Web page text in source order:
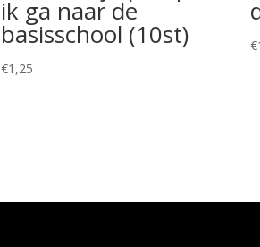
ik ga naar de
basisschool (10st)
€1,25
€